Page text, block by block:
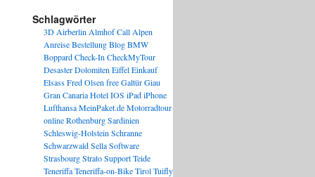
Schlagwörter
3D Airberlin Almhof Call Alpen
Anreise Bestellung Blog BMW
Boppard Check-In CheckMyTour
Desaster Dolomiten Eiffel Einkauf
Elsass Fred Olsen free Galtür Giau
Gran Canaria Hotel IOS iPad iPhone
Lufthansa MeinPaket.de Motorradtour
online Rothenburg Sardinien
Schleswig-Holstein Schranne
Schwarzwald Sella Software
Strasbourg Strato Support Teide
Teneriffa Teneriffa-on-Bike Tirol Tuifly